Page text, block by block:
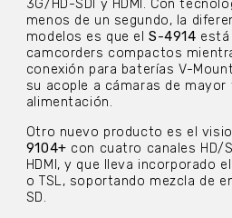
3G/HD-SDI y HDMI. Con
menos de un segundo, la
modelos es que elS-4914 está
camcorders compactos
conexión para baterías V-
su acople a cámaras de
alimentación.
Otro nuevo producto es el
9104+ con cuatro canales HD/
HDMI, y que lleva incorporado
o TSL, soportando mezcla de
SD.